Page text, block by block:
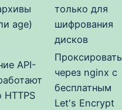
age)
только для
шифрования
дисков
API-
HTTPS
Проксировать
через nginx с
бесплатным
Let's Encrypt